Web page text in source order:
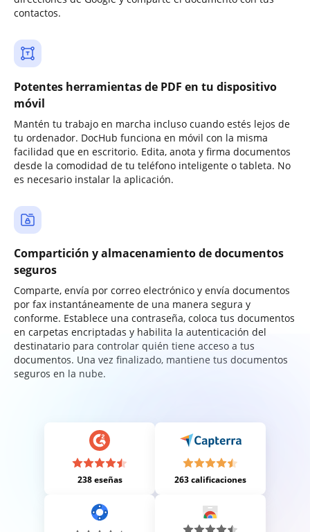
contactos.
Potentes herramientas de PDF en tu dispositivo
móvil
Mantén tu trabajo en marcha incluso cuando estés lejos de
tu ordenador. DocHub funciona en móvil con la misma
facilidad que en escritorio. Edita, anota y firma documentos
desde la comodidad de tu teléfono inteligente o tableta. No
es necesario instalar la aplicación.
Compartición y almacenamiento de documentos
seguros
Comparte, envía por correo electrónico y envía documentos
por fax instantáneamente de una manera segura y
conforme. Establece una contraseña, coloca tus documentos
en carpetas encriptadas y habilita la autenticación del
destinatario para controlar quién tiene acceso a tus
documentos. Una vez finalizado, mantiene tus documentos
seguros en la nube.
238 eseñas 263 calificaciones